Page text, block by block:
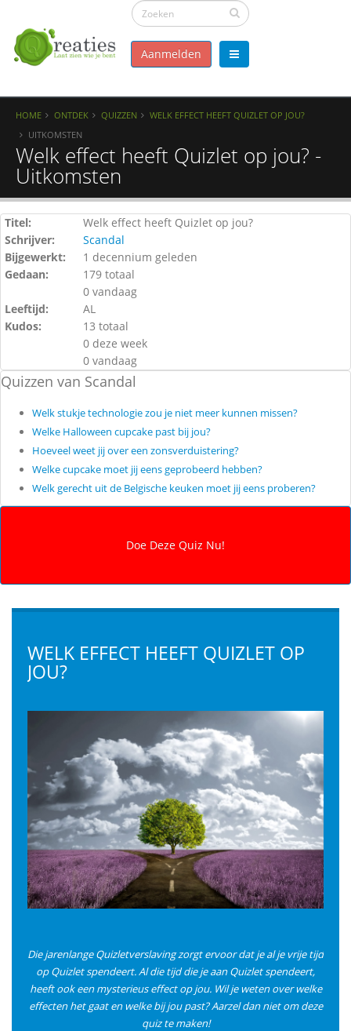
Aanmelden
HOME ONTDEK QUIZZEN
WELK EFFECT HEEFT QUIZLET OP JOU?
UITKOMSTEN
Welk effect heeft Quizlet op jou? -
Uitkomsten
Titel:
Welk effect heeft Quizlet op jou?
Schrijver:
Scandal
Bijgewerkt:
1 decennium geleden
Gedaan:
179 totaal
0 vandaag
Leeftijd:
AL
Kudos:
13 totaal
0 deze week
0 vandaag
Quizzen van Scandal
Welk stukje technologie zou je niet meer kunnen missen?
Welke Halloween cupcake past bij jou?
Hoeveel weet jij over een zonsverduistering?
Welke cupcake moet jij eens geprobeerd hebben?
Welk gerecht uit de Belgische keuken moet jij eens proberen?
WELK EFFECT HEEFT QUIZLET OP
JOU?
Die jarenlange Quizletverslaving zorgt ervoor dat je al je vrije tijd
op Quizlet spendeert. Al die tijd die je aan Quizlet spendeert,
heeft ook een mysterieus effect op jou. Wil je weten over welke
effecten het gaat en welke bij jou past? Aarzel dan niet om deze
quiz te maken!